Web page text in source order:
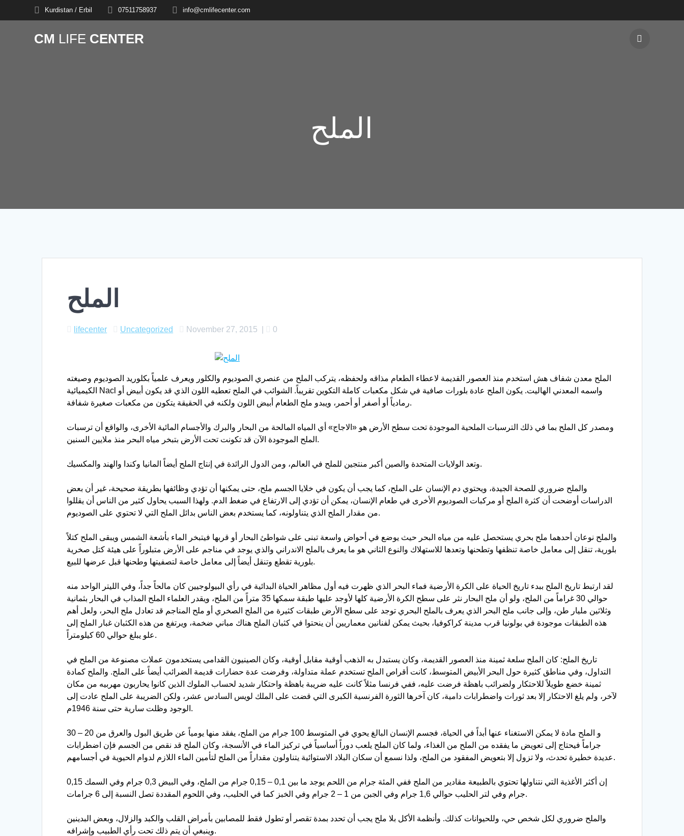
Kurdistan / Erbil 07511758937 info@cmlifecenter.com
CM LIFE CENTER
الملح
الملح
lifecenter Uncategorized November 27, 2015 0
الملح معدن شفاف هش استخدم منذ العصور القديمة لاعطاء الطعام مذاقه ولحفظه، يتركب الملح من عنصري الصوديوم والكلور ويعرف علمياً بكلوريد الصوديوم وصيغته
الكيميائية Nacl واسمه المعدني الهاليت. يكون الملح عادة بلورات صافية في شكل مكعبات كاملة التكوين تقريباً. الشوائب في الملح تعطيه اللون الذي قد يكون أبيض أو
رمادياً أو أصفر أو أحمر، ويبدو ملح الطعام أبيض اللون ولكنه في الحقيقة يتكون من مكعبات صغيرة شفافة.
ومصدر كل الملح بما في ذلك الترسبات الملحية الموجودة تحت سطح الأرض هو «الاجاج» أي المياه المالحة من البحار والبرك والأجسام المائية الأخرى، والواقع أن ترسبات
الملح الموجودة الآن قد تكونت تحت الأرض بتبخر مياه البحر منذ ملايين السنين.
وتعد الولايات المتحدة والصين أكبر منتجين للملح في العالم، ومن الدول الرائدة في إنتاج الملح أيضاً المانيا وكندا والهند والمكسيك.
والملح ضروري للصحة الجيدة، ويحتوي دم الإنسان على الملح، كما يجب أن يكون في خلايا الجسم ملح، حتى يمكنها أن تؤدي وظائفها بطريقة صحيحة، غير أن بعض
الدراسات أوضحت أن كثرة الملح أو مركبات الصوديوم الأخرى في طعام الإنسان، يمكن أن تؤدي إلى الارتفاع في ضغط الدم. ولهذا السبب يحاول كثير من الناس أن يقللوا
من مقدار الملح الذي يتناولونه، كما يستخدم بعض الناس بدائل الملح التي لا تحتوي على الصوديوم.
والملح نوعان أحدهما ملح بحري يستحصل عليه من مياه البحر حيث يوضع في أحواض واسعة تبنى على شواطئ البحار أو قربها فيتبخر الماء بأشعة الشمس ويبقى الملح كتلاً
بلورية، تنقل إلى معامل خاصة تنظفها وتطحنها وتعدها للاستهلاك والنوع الثاني هو ما يعرف بالملح الاندراني والذي يوجد في مناجم على الأرض متبلوراً على هيئة كتل صخرية
بلورية تقطع وتنقل أيضاً إلى معامل خاصة لتصفيتها وطحنها قبل عرضها للبيع.
لقد ارتبط تاريخ الملح ببدء تاريخ الحياة على الكرة الأرضية فماء البحر الذي ظهرت فيه أول مظاهر الحياة البدائية في رأي البيولوجيين كان مالحاً جداً، وفي الليتر الواحد منه
حوالي 30 غراماً من الملح، ولو أن ملح البحار نثر على سطح الكرة الأرضية كلها لأوجد عليها طبقة سمكها 35 متراً من الملح، ويقدر العلماء الملح المذاب في البحار بثمانية
وثلاثين مليار طن، وإلى جانب ملح البحر الذي يعرف بالملح البحري توجد على سطح الأرض طبقات كثيرة من الملح الصخري أو ملح المناجم قد تعادل ملح البحر، ولعل أهم
هذه الطبقات موجودة في بولونيا قرب مدينة كراكوفيا، بحيث يمكن لفنانين معماريين أن ينحتوا في كثبان الملح هناك مباني ضخمة، ويرتفع من هذه الكثبان غبار الملح إلى
علو يبلغ حوالي 60 كيلومتراً.
تاريخ الملح: كان الملح سلعة ثمينة منذ العصور القديمة، وكان يستبدل به الذهب أوقية مقابل أوقية، وكان الصينيون القدامى يستخدمون عملات مصنوعة من الملح في
التداول، وفي مناطق كثيرة حول البحر الأبيض المتوسط، كانت أقراص الملح تستخدم عملة متداولة، وفرضت عدة حضارات قديمة الضرائب أيضاً على الملح. والملح كمادة
ثمينة خضع طويلاً للاحتكار ولضرائب باهظة فرضت عليه، ففي فرنسا مثلاً كانت عليه ضريبة باهظة واحتكار شديد لحساب الملوك الذين كانوا يحاربون مهربيه من مكان
لآخر، ولم يلغ الاحتكار إلا بعد ثورات واضطرابات دامية، كان آخرها الثورة الفرنسية الكبرى التي قضت على الملك لويس السادس عشر، ولكن الضريبة على الملح عادت إلى
الوجود وظلت سارية حتى سنة 1946م.
و الملح مادة لا يمكن الاستغناء عنها أبداً في الحياة، فجسم الإنسان البالغ يحوي في المتوسط 100 جرام من الملح، يفقد منها يومياً عن طريق البول والعرق من 20 – 30
جراماً فيحتاج إلى تعويض ما يفقده من الملح من الغذاء، ولما كان الملح يلعب دوراً أساسياً في تركيز الماء في الأنسجة، وكان الملح قد نقص من الجسم فإن اضطرابات
عديدة خطيرة تحدث، ولا تزول إلا بتعويض المفقود من الملح، ولذا نسمع أن سكان البلاد الاستوائية يتناولون مقداراً من الملح لتأمين الماء اللازم لدوام الحيوية في أجسامهم.
إن أكثر الأغذية التي نتناولها تحتوي بالطبيعة مقادير من الملح ففي المئة جرام من اللحم يوجد ما بين 0,1 – 0,15 جرام من الملح، وفي البيض 0,3 جرام وفي السمك 0,15
جرام وفي لتر الحليب حوالي 1,6 جرام وفي الجبن من 1 – 2 جرام وفي الخبز كما في الحليب، وفي اللحوم المقددة تصل النسبة إلى 6 جرامات.
والملح ضروري لكل شخص حي، وللحيوانات كذلك. وأنظمة الأكل بلا ملح يجب أن تحدد بمدة تقصر أو تطول فقط للمصابين بأمراض القلب والكبد والزلال، وبعض البدينين
وينبغي أن يتم ذلك تحت رأي الطبيب وإشرافه.